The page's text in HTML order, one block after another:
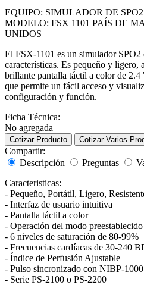
EQUIPO: SIMULADOR DE
MODELO: FSX 1101 PAÍS DE
UNIDOS
El FSX-1101 es un simulador SPO2
características. Es pequeño y ligero,
brillante pantalla táctil a color de
que permite un fácil acceso y
configuración y función.
Ficha Técnica:
No agregada
Cotizar Producto Cotizar Varios
Compartir:
Descripción
Preguntas
Caracteristicas:
- Pequeño, Portátil, Ligero,
- Interfaz de usuario intuitiva
- Pantalla táctil a color
- Operación del modo
- 6 niveles de saturación de 80-99%
- Frecuencias cardíacas de 30-240
- Índice de Perfusión Ajustable
- Pulso sincronizado con NIBP-
- Serie PS-2100 o PS-2200